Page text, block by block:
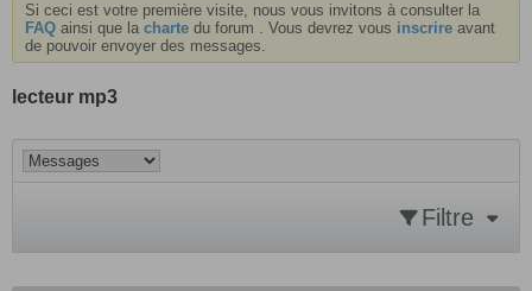
Si ceci est votre première visite, nous vous invitons à consulter la
FAQ ainsi que la charte du forum . Vous devrez vous inscrire avant
de pouvoir envoyer des messages.
lecteur mp3
Filtre